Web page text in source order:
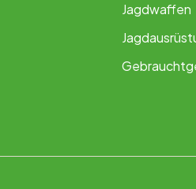
Jagdwaffen